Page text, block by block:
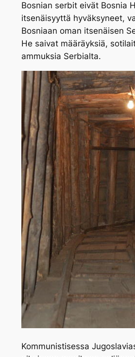
Bosnian serbit eivät Bosnia
itsenäisyyttä hyväksyneet,
Bosniaan oman itsenäisen
He saivat määräyksiä,
ammuksia Serbialta.
Kommunistisessa